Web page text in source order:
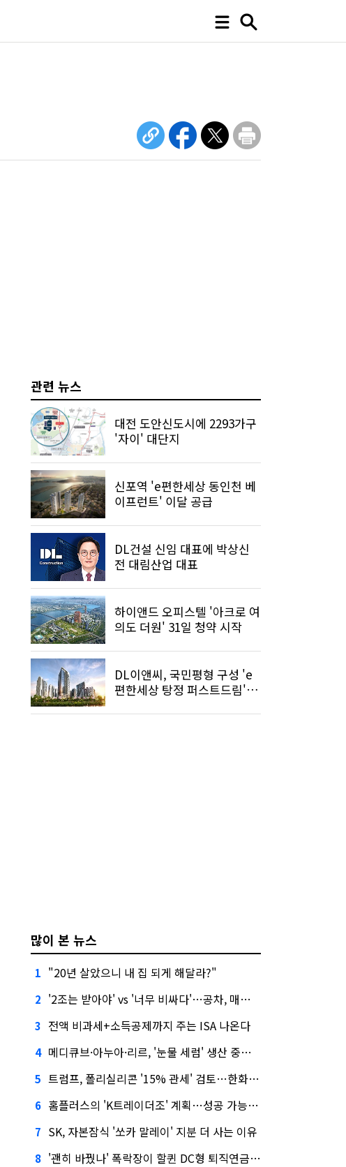
관련 뉴스
대전 도안신도시에 2293가구
'자이' 대단지
신포역 'e편한세상 동인천 베
이프런트' 이달 공급
DL건설 신임 대표에 박상신
전 대림산업 대표
하이앤드 오피스텔 '아크로 여
의도 더원' 31일 청약 시작
DL이앤씨, 국민평형 구성 'e
편한세상 탕정 퍼스트드림'
많이 본 뉴스
1 "20년 살았으니 내 집 되게 해달라?"
2 '2조는 받아야' vs '너무 비싸다'…공차, 매각 성공할까
3 전액 비과세+소득공제까지 주는 ISA 나온다
4 메디큐브·아누아·리르, '눈물 세럼' 생산 중단한다
5 트럼프, 폴리실리콘 '15% 관세' 검토…한화큐셀·OCI 영향은?
6 홈플러스의 'K트레이더조' 계획…성공 가능성은 '글쎄'
7 SK, 자본잠식 '쏘카 말레이' 지분 더 사는 이유
8 '괜히 바꿨나' 폭락장이 할퀸 DC형 퇴직연금…전문가 조언은